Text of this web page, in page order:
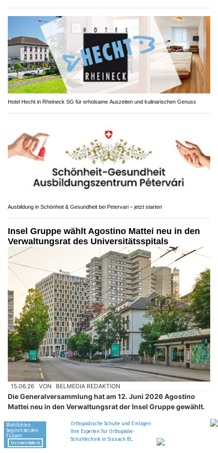
Hotel Hecht in Rheineck SG für erholsame Auszeiten und kulinarischen Genuss
Ausbildung in Schönheit & Gesundheit bei Petervari – jetzt starten
Insel Gruppe wählt Agostino Mattei neu in den
Verwaltungsrat des Universitätsspitals
15.06.26 VON BELMEDIA REDAKTION
Die Generalversammlung hat am 12. Juni 2026 Agostino
Mattei neu in den Verwaltungsrat der Insel Gruppe gewählt.
Er ergänzt das strategische Führungsgremium mit umfassender
klinischer Expertise, langjähriger Führungserfahrung sowie
einem ausgeprägten Verständnis für Innovation, Digitalisierung